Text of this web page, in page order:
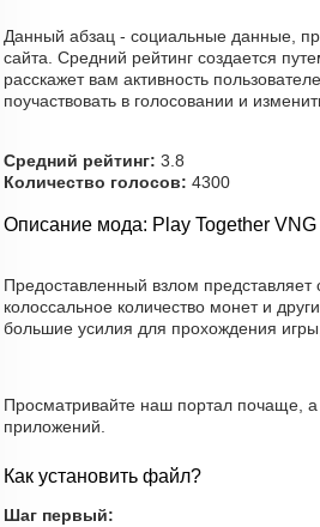
Данный абзац - социальные данные,
сайта. Средний рейтинг создается
расскажет вам активность
поучаствовать в голосовании и
Средний рейтинг: 3.8
Количество голосов: 4300
Описание мода: Play Together
Предоставленный взлом представляет
колоссальное количество монет и
большие усилия для прохождения
Просматривайте наш портал почаще,
приложений.
Как установить файл?
Шаг первый: